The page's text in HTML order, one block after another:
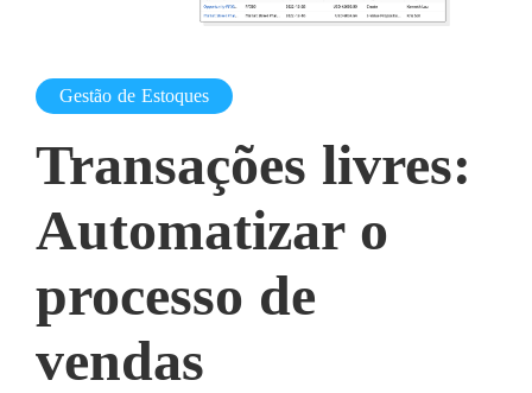
Gestão de Estoques
Transações livres:
Automatizar o
processo de
vendas